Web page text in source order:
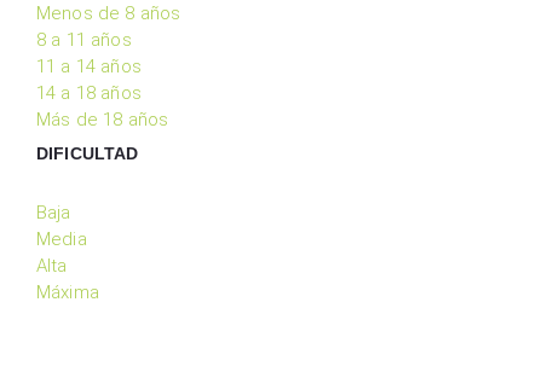
Menos de 8 años
8 a 11 años
11 a 14 años
14 a 18 años
Más de 18 años
DIFICULTAD
Baja
Media
Alta
Máxima